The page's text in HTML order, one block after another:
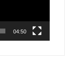
04:50